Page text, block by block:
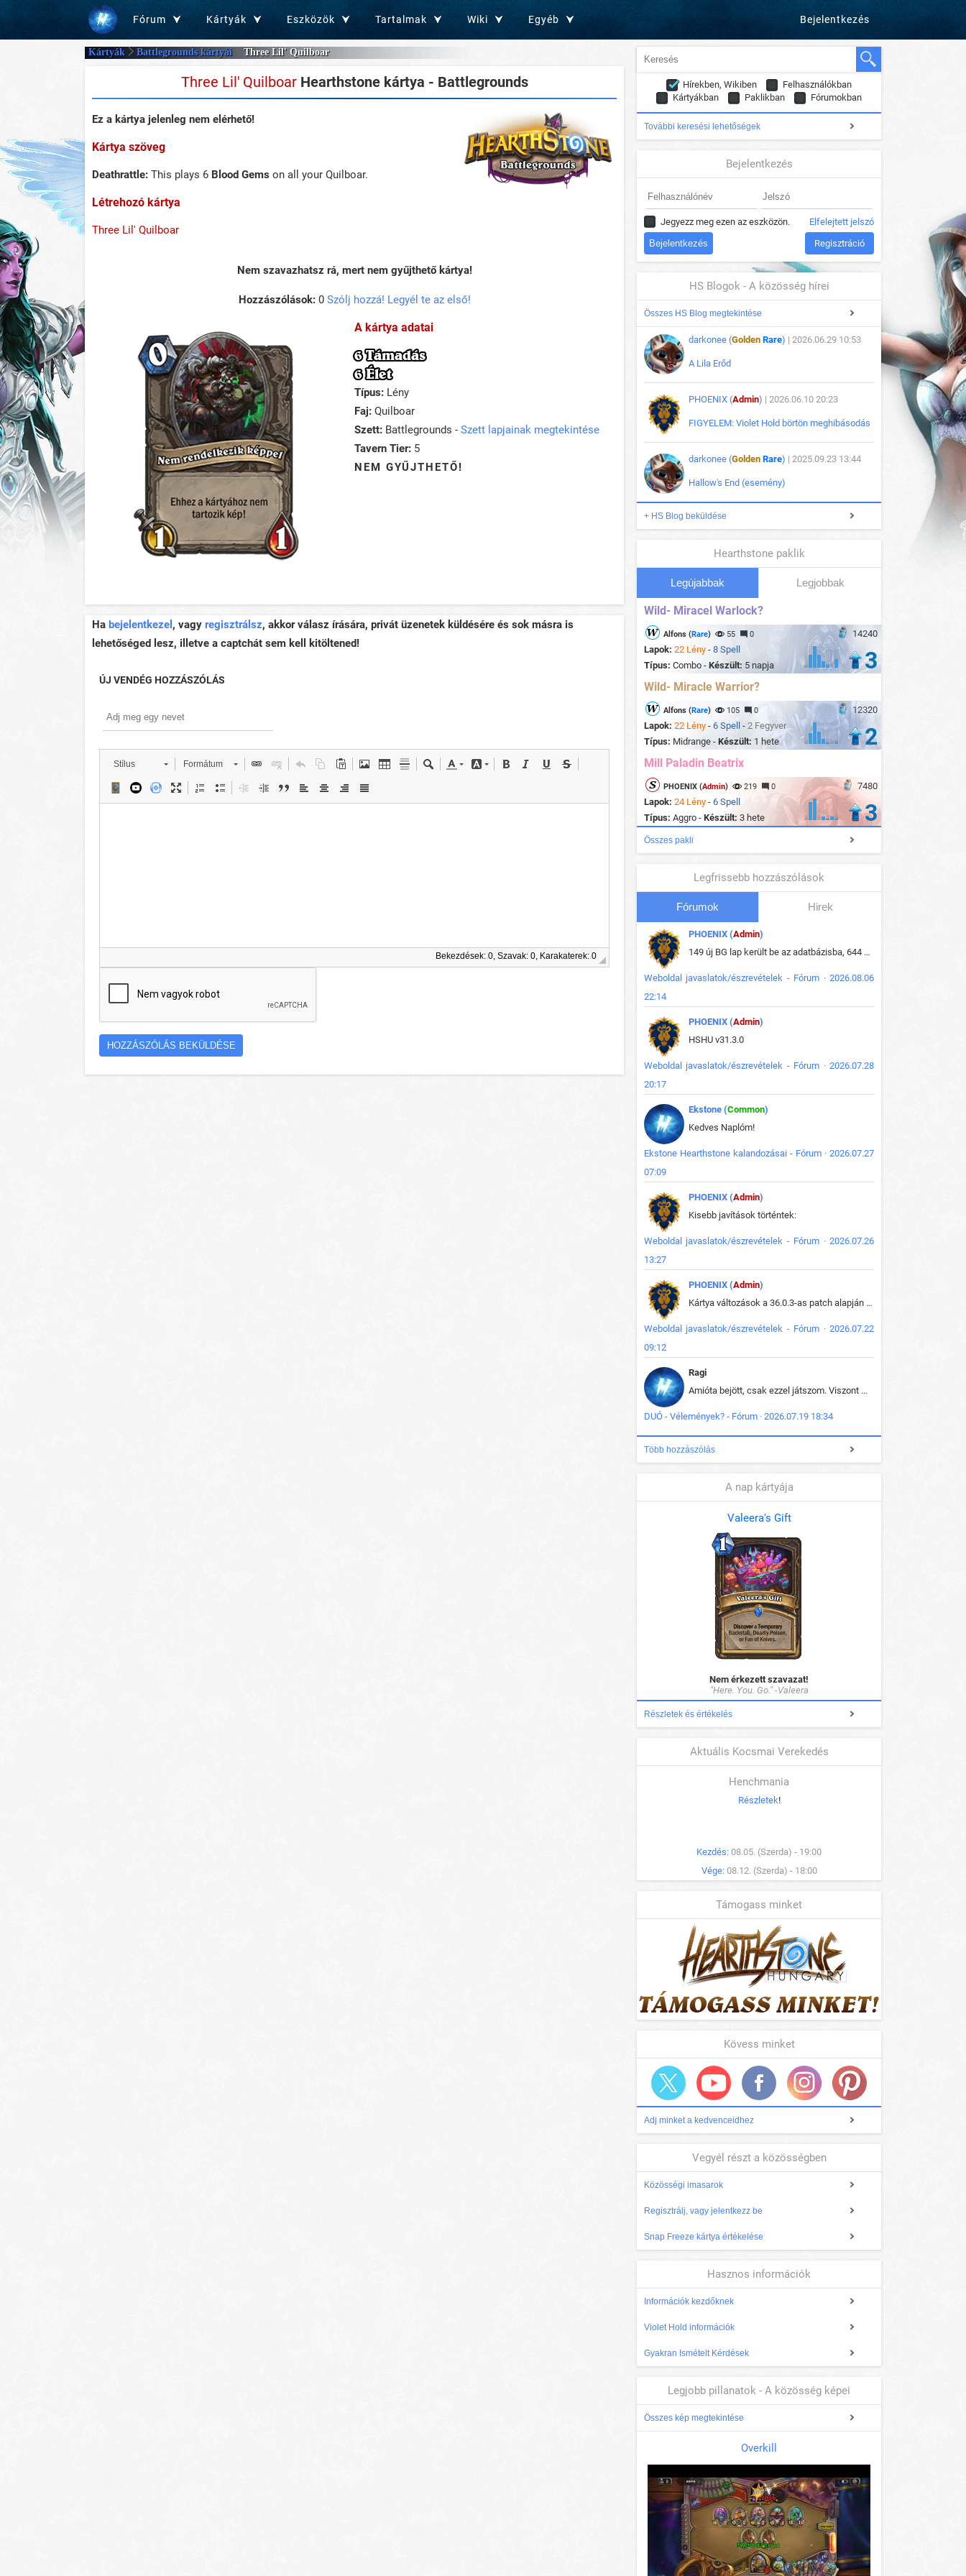
Fórum Kártyák Eszközök Tartalmak Wiki Egyéb Bejelentkezés
Kártyák Battlegrounds kártyái Three Lil' Quilboar
Three Lil' QuilboarHearthstone kártya - Battlegrounds
Ez a kártya jelenleg nem elérhető!
Kártya szöveg
Deathrattle: This plays 6 Blood Gems on all your Quilboar.
Létrehozó kártya
Three Lil' Quilboar
Nem szavazhatsz rá, mert nem gyűjthető kártya!
Hozzászólások:0 Szólj hozzá! Legyél te az első!
A kártya adatai
6 Támadás
6 Élet
Típus: Lény
Faj: Quilboar
Szett: Battlegrounds - Szett lapjainak megtekintése
Tavern Tier: 5
NEM GYŰJTHETŐ!
Ha bejelentkezel , vagy regisztrálsz, akkor válasz írására, privát üzenetek küldésére és sok másra is
lehetőséged lesz, illetve a captchát sem kell kitöltened!
ÚJ VENDÉG HOZZÁSZÓLÁS
Stílus Formátum
Bekezdések: 0, Szavak: 0, Karakaterek: 0
Hírekben, Wikiben
Felhasználókban
Kártyákban
Paklikban Fórumokban
További keresési lehetőségek
Bejelentkezés
Jegyezz meg ezen az eszközön. Elfelejtett jelszó
Regisztráció
HS Blogok - A közösség hírei
Összes HS Blog megtekintése
darkonee (Golden Rare) | 2026.06.29 10:53
A Lila Erőd
PHOENIX (Admin) | 2026.06.10 20:23
FIGYELEM: Violet Hold börtön meghibásodás
darkonee (Golden Rare) | 2025.09.23 13:44
Hallow's End (esemény)
+ HS Blog beküldése
Hearthstone paklik
Legújabbak Legjobbak
Wild- Miracel Warlock?
14240
Alfons (Rare) 55 0
Lapok: 22 Lény - 8 Spell
Típus: Combo - Készült: 5 napja 3
Wild- Miracle Warrior?
12320
Alfons (Rare) 105 0
Lapok: 22 Lény - 6 Spell - 2 Fegyver
Típus: Midrange - Készült: 1 hete 2
Mill Paladin Beatrix
7480
PHOENIX (Admin) 219 0
Lapok: 24 Lény - 6 Spell
Típus: Aggro - Készült: 3 hete 3
Összes pakli
Legfrissebb hozzászólások
Fórumok Hirek
PHOENIX (Admin)
149 új BG lap került be az adatbázisba, 644 db meglévő BG lap módosult, bekerültek az új képek a megváltozott lapokhoz is.
Weboldal javaslatok/észrevételek - Fórum · 2026.08.06
22:14
PHOENIX (Admin)
HSHU v31.3.0
Weboldal javaslatok/észrevételek - Fórum · 2026.07.28
20:17
Ekstone (Common)
Kedves Naplóm!
Ekstone Hearthstone kalandozásai - Fórum · 2026.07.27
07:09
PHOENIX (Admin)
Kisebb javítások történtek:
Weboldal javaslatok/észrevételek - Fórum · 2026.07.26
13:27
PHOENIX (Admin)
Kártya változások a 36.0.3-as patch alapján frissítve az adatbázisban (képek is cserélve).
Weboldal javaslatok/észrevételek - Fórum · 2026.07.22
09:12
Ragi
Amióta bejött, csak ezzel játszom. Viszont mint minden más - akár az alapjáték is, ez is baromira összetett lett. Néha már pár kör után is esélytelen az egész. Vagy irreállisan túltápol valaki, vagy lelép a partner, vagy csak hülye mint a segg. És amikor eljönne az én időm, na akkor jön el mindenki másé is. Engem jobban érdekelne, hogy ki milyen ratingen szokott játszani. Na ez lenne egy érdekes adat.
DUÓ - Vélemények? - Fórum · 2026.07.19 18:34
Több hozzászólás
A nap kártyája
Valeera's Gift
Nem érkezett szavazat!
"Here. You. Go." -Valeera
Részletek és értékelés
Aktuális Kocsmai Verekedés
Henchmania
Részletek!
Kezdés: 08.05. (Szerda) - 19:00
Vége: 08.12. (Szerda) - 18:00
Támogass minket
Kövess minket
Adj minket a kedvenceidhez
Vegyél részt a közösségben
Közösségi imasarok
Regisztrálj, vagy jelentkezz be
Snap Freeze kártya értékelése
Hasznos információk
Információk kezdőknek
Violet Hold információk
Gyakran Ismételt Kérdések
Legjobb pillanatok - A közösség képei
Összes kép megtekintése
Overkill